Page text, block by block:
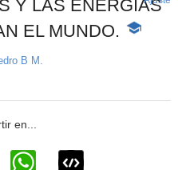
Y LAS ENERGÍAS
EL MUNDO.
-
B M.